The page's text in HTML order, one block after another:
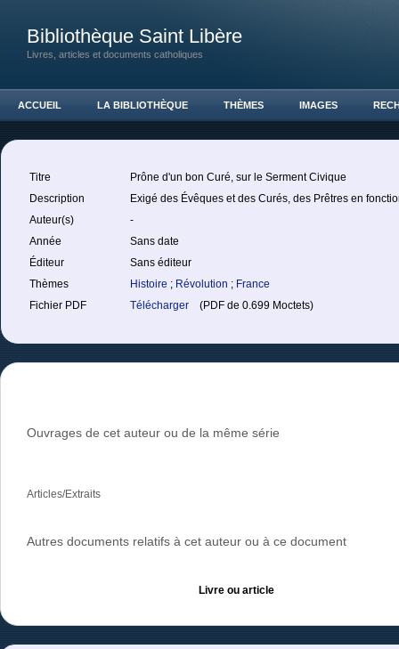
Bibliothèque Saint Libère
Livres, articles et documents catholiques
ACCUEIL LA BIBLIOTHÈQUE THÈMES IMAGES
Titre
Prône d'un bon Curé, sur le Serment Civique
Description
Exigé des Évêques et des Curés, des Prêtres en
Auteur(s)
-
Année
Sans date
Éditeur
Sans éditeur
Thèmes
Histoire ; Révolution ; France
Fichier PDF
Télécharger (PDF de 0.699 Moctets)
Ouvrages de cet auteur ou de la même série
Articles/Extraits
Autres documents relatifs à cet auteur ou à ce document
Livre ou article